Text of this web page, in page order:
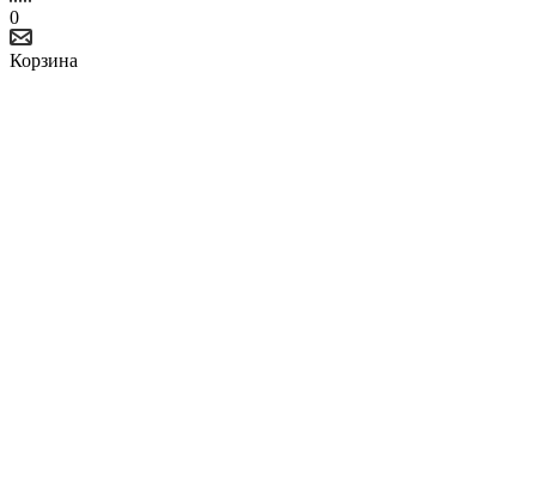
0
Корзина